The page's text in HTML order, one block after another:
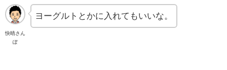
快晴さん
ぽ
ヨーグルトとかに入れてもいいな。